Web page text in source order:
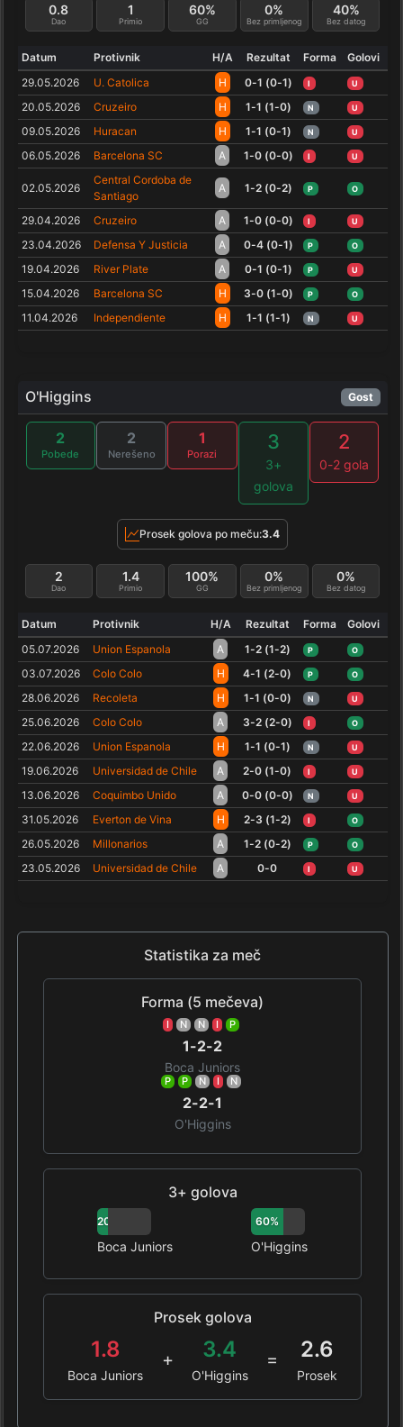
Dao
0.8
Primio
1
GG
60%
Bez primljenog
0%
Bez datog
40%
Datum Protivnik H/A Rezultat Forma
Golovi
29.05.2026
U. Catolica H 0-1 (0-1) I U
20.05.2026 Cruzeiro H 1-1 (1-0) N U
09.05.2026 Huracan H 1-1 (0-1) N U
06.05.2026 Barcelona SC A 1-0 (0-0) I U
02.05.2026
Central Cordoba de
Santiago
A 1-2 (0-2) P O
29.04.2026 Cruzeiro A 1-0 (0-0) I U
23.04.2026 Defensa Y Justicia A 0-4 (0-1) P O
19.04.2026 River Plate A 0-1 (0-1) P U
15.04.2026 Barcelona SC H 3-0 (1-0) P O
11.04.2026 Independiente H 1-1 (1-1) N U
O'Higgins Gost
2
Pobede
2
Nerešeno
1
Porazi
3
3+
golova
2
0-2 gola
Prosek golova po meču:3.4
Dao
2
Primio
1.4
GG
100%
Bez primljenog
0%
Bez datog
0%
Datum Protivnik H/A Rezultat Forma
Golovi
05.07.2026
Union Espanola A 1-2 (1-2) P O
03.07.2026 Colo Colo H 4-1 (2-0) P O
28.06.2026 Recoleta H 1-1 (0-0) N U
25.06.2026 Colo Colo A 3-2 (2-0) I O
22.06.2026 Union Espanola H 1-1 (0-1) N U
19.06.2026 Universidad de Chile A 2-0 (1-0) I U
13.06.2026 Coquimbo Unido A 0-0 (0-0) N U
31.05.2026 Everton de Vina H 2-3 (1-2) I O
26.05.2026 Millonarios A 1-2 (0-2) P O
23.05.2026 Universidad de Chile A 0-0 I U
Statistika za meč
Forma (5 mečeva)
I N N I P
1-2-2
Boca Juniors
P P N I N
2-2-1
O'Higgins
3+ golova
20%
Boca Juniors
60%
O'Higgins
Prosek golova
1.8
Boca Juniors
+ 3.4
O'Higgins
= 2.6
Prosek